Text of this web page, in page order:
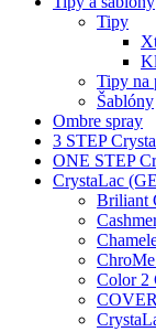
Tipy
Tipy na
Šablóny
Ombre spray
3 STEP
ONE STEP
CrystaLac
Briliant
Color 2